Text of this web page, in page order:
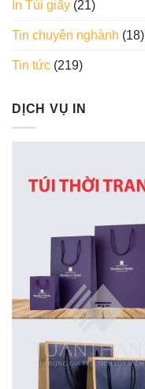
In Túi giấy (21)
Tin chuyên nghành (18)
Tin tức (219)
DỊCH VỤ IN